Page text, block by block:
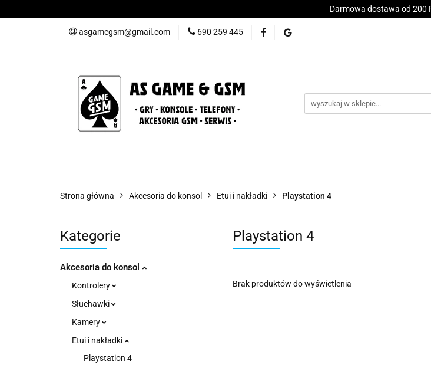
Darmowa dostawa od 200
asgamegsm@gmail.com 690 259 445
Nowości Gry Konsole Telefony
Strona główna Akcesoria do konsol Etui i nakładki Playstation 4
Kategorie
Akcesoria do konsol
Kontrolery
Słuchawki
Kamery
Etui i nakładki
Playstation 4
Playstation 4
Brak produktów do wyświetlenia